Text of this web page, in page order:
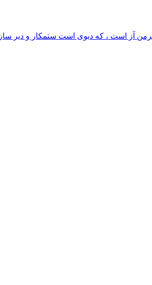
آز است ، که دیوی است ستمکار و دیر ساز